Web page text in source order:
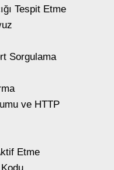
Tespit Etme
Sorgulama
ve HTTP
Etme